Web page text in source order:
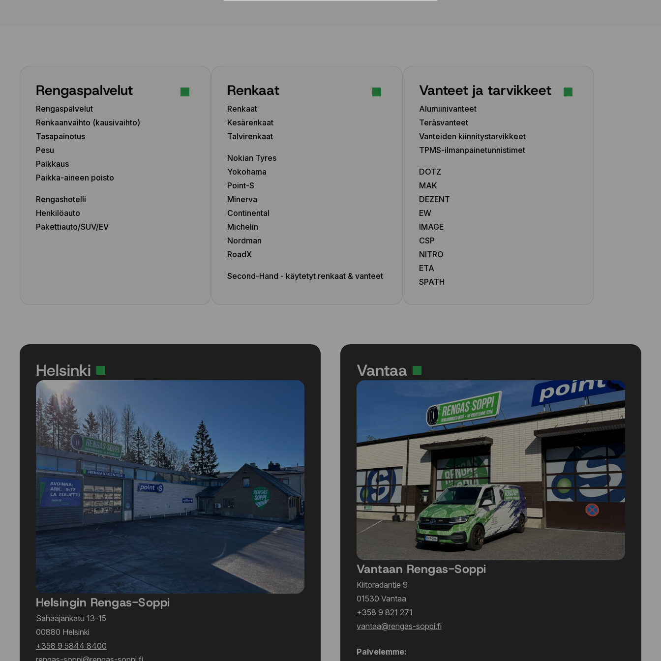
Rengaspalvelut
Rengaspalvelut
Renkaanvaihto (kausivaihto)
Tasapainotus
Pesu
Paikkaus
Paikka-aineen poisto
Rengashotelli
Henkilöauto
Pakettiauto/SUV/EV
Renkaat
Renkaat
Kesärenkaat
Talvirenkaat
Nokian Tyres
Yokohama
Point-S
Minerva
Continental
Michelin
Nordman
RoadX
Second-Hand - käytetyt renkaat & vanteet
Vanteet ja tarvikkeet
Alumiinivanteet
Teräsvanteet
Vanteiden kiinnitystarvikkeet
TPMS-ilmanpainetunnistimet
DOTZ
MAK
DEZENT
EW
IMAGE
CSP
NITRO
ETA
SPATH
Helsinki
Helsingin Rengas-Soppi
Sahaajankatu 13-15
00880 Helsinki
+358 9 5844 8400
Vantaa
Vantaan Rengas-Soppi
Kiitoradantie 9
01530 Vantaa
+358 9 821 271
vantaa@rengas-soppi.fi
Palvelemme: